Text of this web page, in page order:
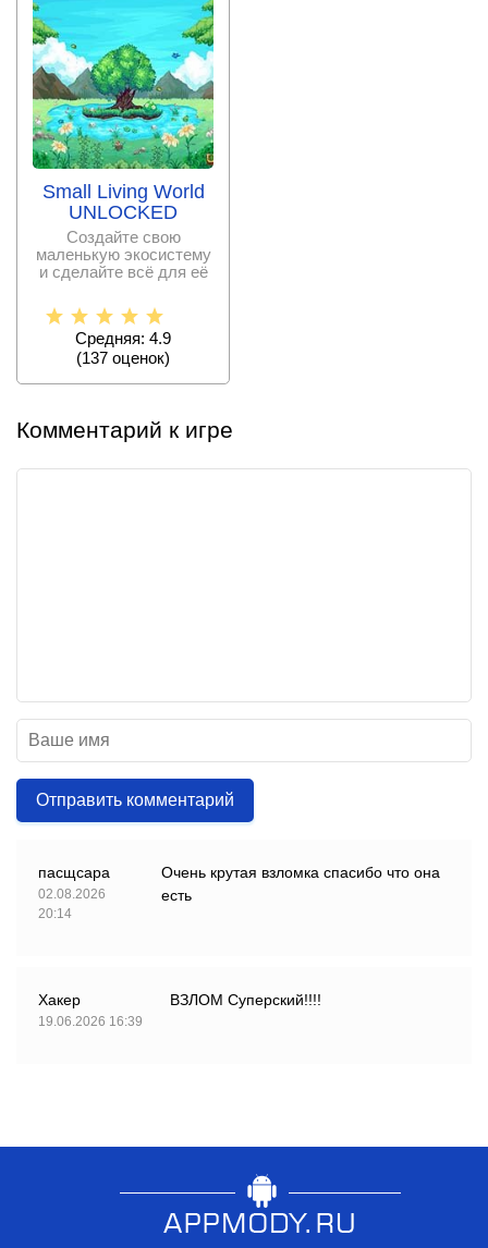
Small Living World
UNLOCKED
Создайте свою
маленькую экосистему
и сделайте всё для её
поддерживайте
Средняя: 4.9
(137 оценок)
Комментарий к игре
Отправить комментарий
пасщсара
02.08.2026
20:14
Очень крутая взломка спасибо что она
есть
Хакер
19.06.2026 16:39
ВЗЛОМ Суперский!!!!